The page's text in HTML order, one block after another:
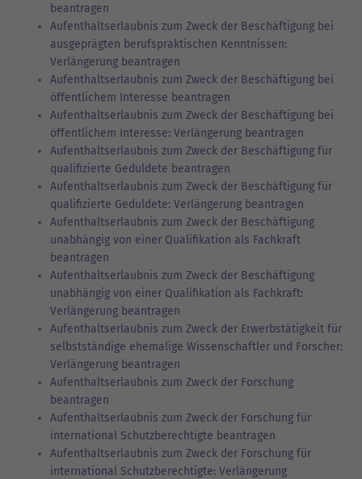
beantragen
Aufenthaltserlaubnis zum Zweck der Beschäftigung bei
ausgeprägten berufspraktischen Kenntnissen:
Verlängerung beantragen
Aufenthaltserlaubnis zum Zweck der Beschäftigung bei
öffentlichem Interesse beantragen
Aufenthaltserlaubnis zum Zweck der Beschäftigung bei
öffentlichem Interesse: Verlängerung beantragen
Aufenthaltserlaubnis zum Zweck der Beschäftigung für
qualifizierte Geduldete beantragen
Aufenthaltserlaubnis zum Zweck der Beschäftigung für
qualifizierte Geduldete: Verlängerung beantragen
Aufenthaltserlaubnis zum Zweck der Beschäftigung
unabhängig von einer Qualifikation als Fachkraft
beantragen
Aufenthaltserlaubnis zum Zweck der Beschäftigung
unabhängig von einer Qualifikation als Fachkraft:
Verlängerung beantragen
Aufenthaltserlaubnis zum Zweck der Erwerbstätigkeit für
selbstständige ehemalige Wissenschaftler und Forscher:
Verlängerung beantragen
Aufenthaltserlaubnis zum Zweck der Forschung
beantragen
Aufenthaltserlaubnis zum Zweck der Forschung für
international Schutzberechtigte beantragen
Aufenthaltserlaubnis zum Zweck der Forschung für
international Schutzberechtigte: Verlängerung